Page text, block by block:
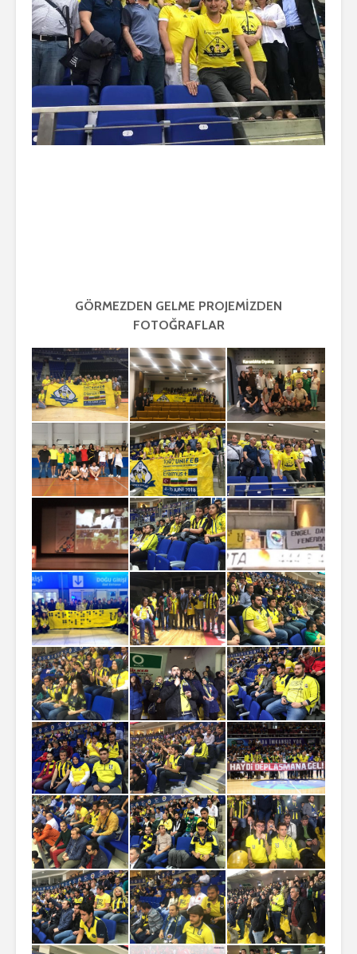
GÖRMEZDEN GELME PROJEMİZDEN
FOTOĞRAFLAR